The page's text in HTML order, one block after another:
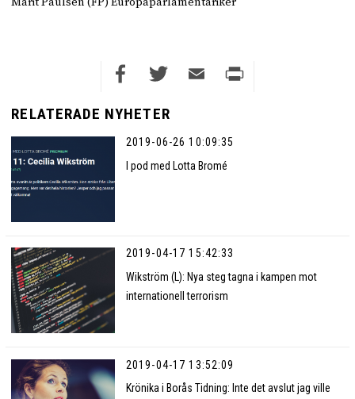
RELATERADE NYHETER
2019-06-26 10:09:35
I pod med Lotta Bromé
2019-04-17 15:42:33
Wikström (L): Nya steg tagna i kampen mot
internationell terrorism
2019-04-17 13:52:09
Krönika i Borås Tidning: Inte det avslut jag ville
Facebook
Twitter
Email